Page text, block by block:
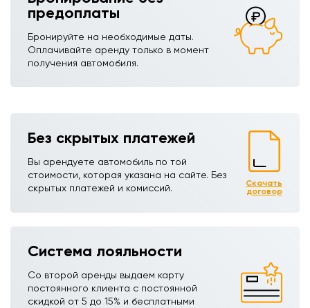
предоплаты
Бронируйте на необходимые даты.
Оплачивайте аренду только в момент
получения автомобиля.
Без скрытых платежей
Вы арендуете автомобиль по той
стоимости, которая указана на сайте. Без
скрытых платежей и комиссий.
Скачать
договор
Система лояльности
Со второй аренды выдаем карту
постоянного клиента с постоянной
скидкой от 5 до 15% и бесплатными